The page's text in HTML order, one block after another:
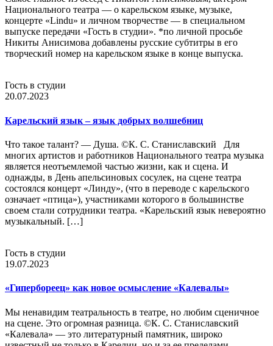
Национального театра — о карельском языке, музыке,
концерте «Lindu» и личном творчестве — в специальном
выпуске передачи «Гость в студии». *по личной просьбе
Никиты Анисимова добавлены русские субтитры в его
творческий номер на карельском языке в конце выпуска.
Гость в студии
20.07.2023
Карельский язык – язык добрых волшебниц
Что такое талант? — Душа. ©К. С. Станиславский Для
многих артистов и работников Национального театра музыка
является неотъемлемой частью жизни, как и сцена. И
однажды, в День апельсиновых сосулек, на сцене театра
состоялся концерт «Линду», (что в переводе с карельского
означает «птица»), участниками которого в большинстве
своем стали сотрудники театра. «Карельский язык невероятно
музыкальный. […]
Гость в студии
19.07.2023
«Гипербореец» как новое осмысление «Калевалы»
Мы ненавидим театральность в театре, но любим сценичное
на сцене. Это огромная разница. ©К. С. Станиславский
«Калевала» — это литературный памятник, широко